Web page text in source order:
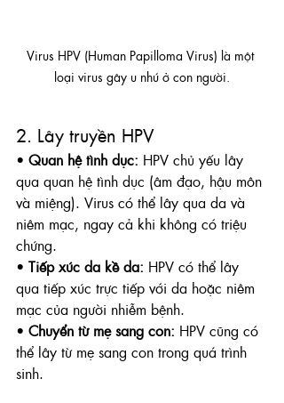
Virus HPV (Human Papilloma Virus) là một
loại virus gây u nhú ở con người.
2. Lây truyền HPV
• Quan hệ tình dục: HPV chủ yếu lây
qua quan hệ tình dục (âm đạo, hậu môn
và miệng). Virus có thể lây qua da và
niêm mạc, ngay cả khi không có triệu
chứng.
• Tiếp xúc da kề da: HPV có thể lây
qua tiếp xúc trực tiếp với da hoặc niêm
mạc của người nhiễm bệnh.
• Chuyển từ mẹ sang con: HPV cũng có
thể lây từ mẹ sang con trong quá trình
sinh.